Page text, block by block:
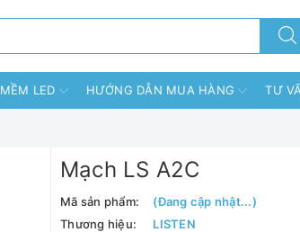
LED HƯỚNG DẪN MUA HÀNG TƯ
Mạch LS A2C
Mã sản phẩm:
(Đang cập nhật...)
Thương hiệu:
LISTEN